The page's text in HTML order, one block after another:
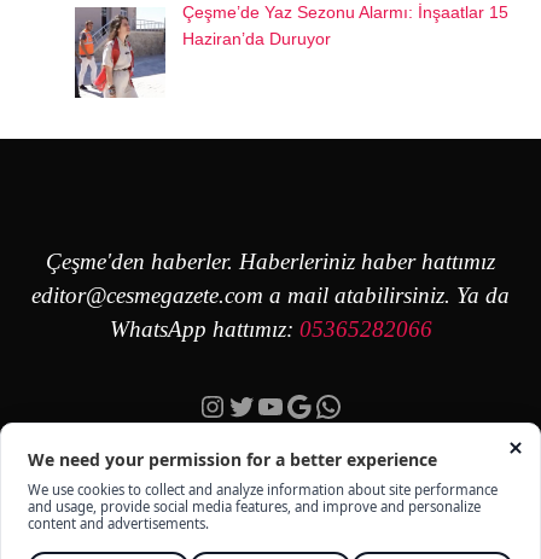
Çeşme’de Yaz Sezonu Alarmı: İnşaatlar 15
Haziran’da Duruyor
Çeşme'den haberler. Haberleriniz haber hattımız
editor@cesmegazete.com a mail atabilirsiniz. Ya da
WhatsApp hattımız: 05365282066
Instagram
Twitter
YouTube
Google
https://wa.me/